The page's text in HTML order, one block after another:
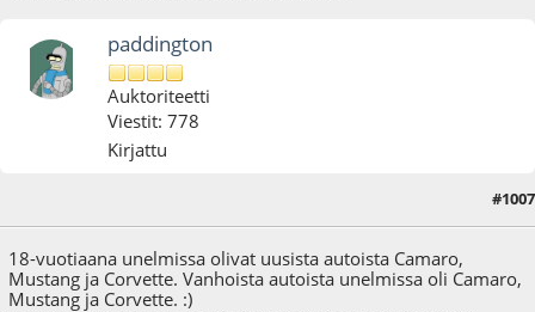
paddington
Auktoriteetti
Viestit: 778
Kirjattu
#1007
18-vuotiaana unelmissa olivat uusista autoista Camaro,
Mustang ja Corvette. Vanhoista autoista unelmissa oli Camaro,
Mustang ja Corvette. :)